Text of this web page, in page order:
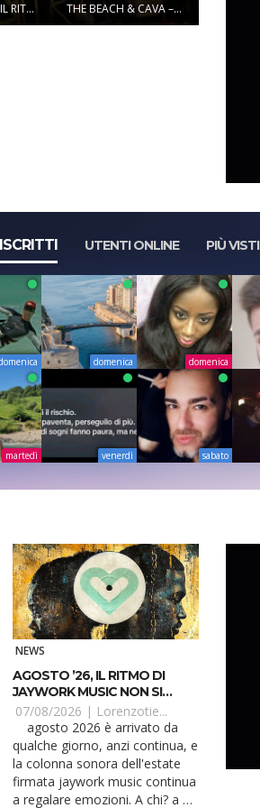
RIT... THE BEACH & CAVA –...
UTENTI ONLINE PIÙ VISTI
domenica domenica
martedì venerdì sabato
NEWS
AGOSTO ’26, IL RITMO DI
JAYWORK MUSIC NON SI
FERMA
07/08/2026 | Lorenzotie...
qualche giorno, anzi continua, e
la colonna sonora dell'estate
firmata jaywork music continua
a regalare emozioni. A chi? a dj,